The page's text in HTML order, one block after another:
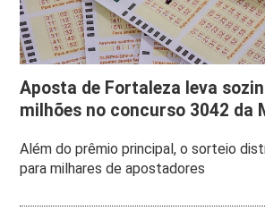
Aposta de Fortaleza leva
milhões no concurso 3042 da
Além do prêmio principal, o sorteio
para milhares de apostadores